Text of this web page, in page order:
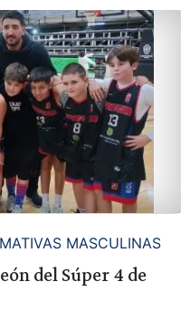
MASCULINAS
del Súper 4 de